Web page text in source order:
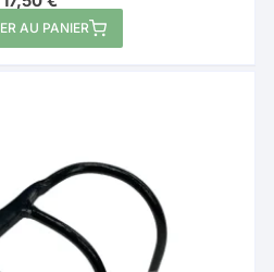
AU PANIER